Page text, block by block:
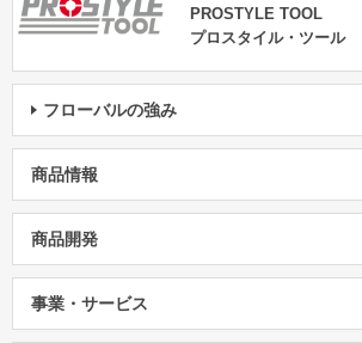
PROSTYLE TOOL
プロスタイル・ツール
フローバルの強み
商品情報
商品開発
事業・サービス